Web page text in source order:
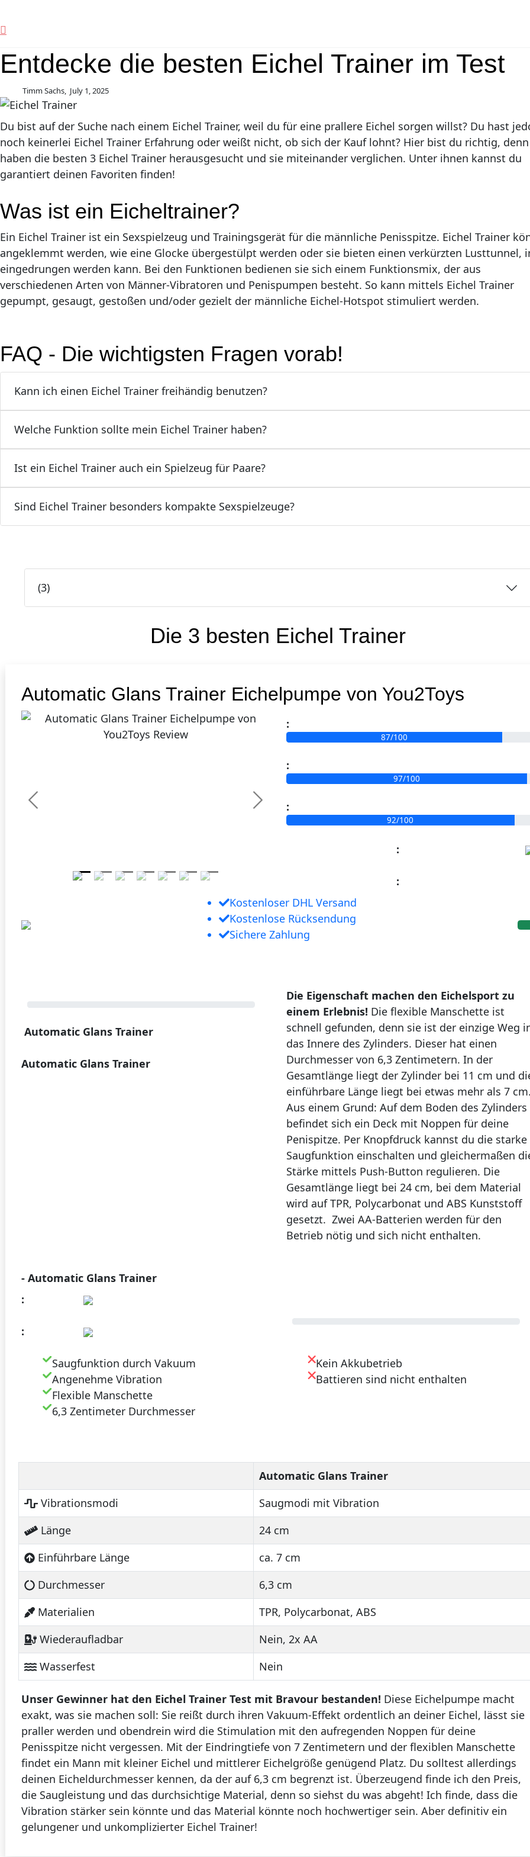
Entdecke die besten Eichel Trainer im Test
Timm Sachs, July 1, 2025
Du bist auf der Suche nach einem Eichel Trainer, weil du für eine prallere Eichel sorgen willst? Du hast
noch keinerlei Eichel Trainer Erfahrung oder weißt nicht, ob sich der Kauf lohnt? Hier bist du richtig,
haben die besten 3 Eichel Trainer herausgesucht und sie miteinander verglichen. Unter ihnen kannst du
garantiert deinen Favoriten finden!
Was ist ein Eicheltrainer?
Ein Eichel Trainer ist ein Sexspielzeug und Trainingsgerät für die männliche Penisspitze. Eichel Trainer
angeklemmt werden, wie eine Glocke übergestülpt werden oder sie bieten einen verkürzten Lusttunnel,
eingedrungen werden kann. Bei den Funktionen bedienen sie sich einem Funktionsmix, der aus
verschiedenen Arten von Männer-Vibratoren und Penispumpen besteht. So kann mittels Eichel Trainer
gepumpt, gesaugt, gestoßen und/oder gezielt der männliche Eichel-Hotspot stimuliert werden.
FAQ - Die wichtigsten Fragen vorab!
Kann ich einen Eichel Trainer freihändig benutzen?
Welche Funktion sollte mein Eichel Trainer haben?
Ist ein Eichel Trainer auch ein Spielzeug für Paare?
Sind Eichel Trainer besonders kompakte Sexspielzeuge?
(3)
Die 3 besten Eichel Trainer
Automatic Glans Trainer Eichelpumpe von You2Toys
Previous Next
:
87/100
:
97/100
:
92/100
:
:
Kostenloser DHL Versand
Kostenlose Rücksendung
Sichere Zahlung
Automatic Glans Trainer
Automatic Glans Trainer
Die Eigenschaft machen den Eichelsport zu
einem Erlebnis! Die flexible Manschette ist
schnell gefunden, denn sie ist der einzige Weg
das Innere des Zylinders. Dieser hat einen
Durchmesser von 6,3 Zentimetern. In der
Gesamtlänge liegt der Zylinder bei 11 cm und
einführbare Länge liegt bei etwas mehr als 7
Aus einem Grund: Auf dem Boden des Zylinders
befindet sich ein Deck mit Noppen für deine
Penispitze. Per Knopfdruck kannst du die starke
Saugfunktion einschalten und gleichermaßen
Stärke mittels Push-Button regulieren. Die
Gesamtlänge liegt bei 24 cm, bei dem Material
wird auf TPR, Polycarbonat und ABS Kunststoff
gesetzt. Zwei AA-Batterien werden für den
Betrieb nötig und sich nicht enthalten.
- Automatic Glans Trainer
:
:
Saugfunktion durch Vakuum
Angenehme Vibration
Flexible Manschette
6,3 Zentimeter Durchmesser
Kein Akkubetrieb
Battieren sind nicht enthalten
Automatic Glans Trainer
Vibrationsmodi
Saugmodi mit Vibration
Länge
24 cm
Einführbare Länge
ca. 7 cm
Durchmesser
6,3 cm
Materialien
TPR, Polycarbonat, ABS
Wiederaufladbar
Nein, 2x AA
Wasserfest
Nein
Unser Gewinner hat den Eichel Trainer Test mit Bravour bestanden! Diese Eichelpumpe macht
exakt, was sie machen soll: Sie reißt durch ihren Vakuum-Effekt ordentlich an deiner Eichel, lässt sie
praller werden und obendrein wird die Stimulation mit den aufregenden Noppen für deine
Penisspitze nicht vergessen. Mit der Eindringtiefe von 7 Zentimetern und der flexiblen Manschette
findet ein Mann mit kleiner Eichel und mittlerer Eichelgröße genügend Platz. Du solltest allerdings
deinen Eicheldurchmesser kennen, da der auf 6,3 cm begrenzt ist. Überzeugend finde ich den Preis,
die Saugleistung und das durchsichtige Material, denn so siehst du was abgeht! Ich finde, dass die
Vibration stärker sein könnte und das Material könnte noch hochwertiger sein. Aber definitiv ein
gelungener und unkomplizierter Eichel Trainer!